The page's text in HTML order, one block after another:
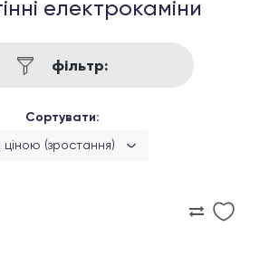
електрокаміни
фільтр:
Сортувати:
ціною (зростання)